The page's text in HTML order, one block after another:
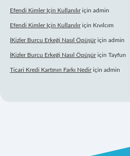
Efendi Kimler Için Kullanılıriçin admin
Efendi Kimler Için Kullanılıriçin Kıvılcım
İKizler Burcu Erkeği Nasıl Öpüşüriçin admin
İKizler Burcu Erkeği Nasıl Öpüşüriçin Tayfun
Ticari Kredi Kartının Farkı Nediriçin admin